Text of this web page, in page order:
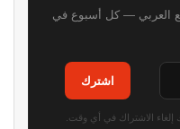
العربي — كل أسبوع في
اشترك
الاشتراك في أي وقت.